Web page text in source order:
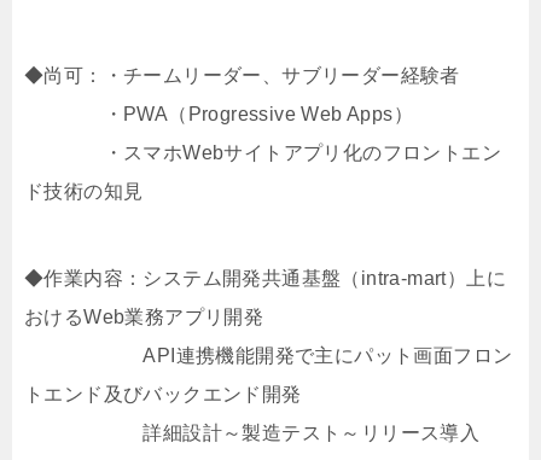
◆尚可：・チームリーダー、サブリーダー経験者
・PWA（Progressive Web Apps）
・スマホWebサイトアプリ化のフロントエン
ド技術の知見
◆作業内容：システム開発共通基盤（intra-mart）上に
おけるWeb業務アプリ開発
API連携機能開発で主にパット画面フロン
トエンド及びバックエンド開発
詳細設計～製造テスト～リリース導入